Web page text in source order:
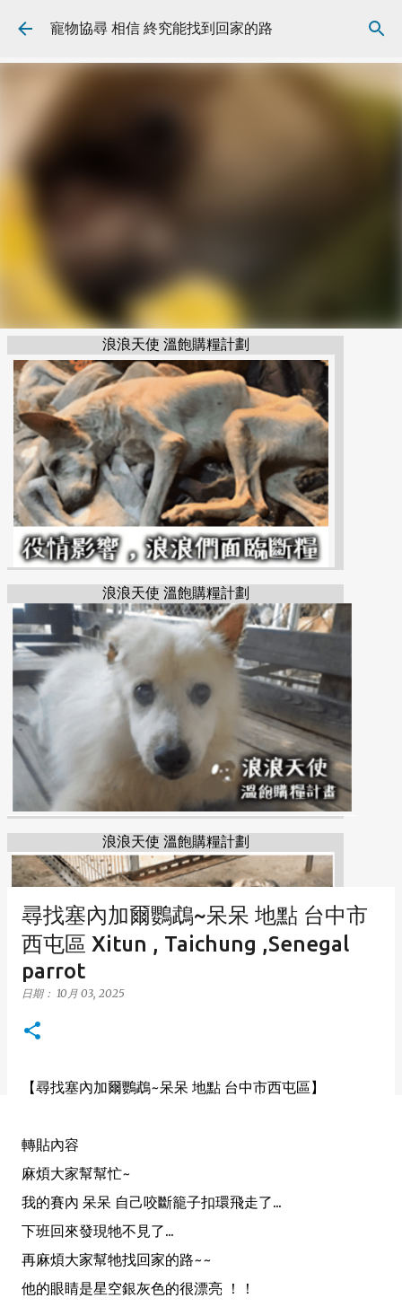
跳到主要內容
寵物協尋 相信 終究能找到回家的路
浪浪天使 溫飽購糧計劃
浪浪天使 溫飽購糧計劃
浪浪天使 溫飽購糧計劃
尋找塞內加爾鸚鵡~呆呆 地點 台中市
西屯區 Xitun , Taichung ,Senegal
parrot
日期： 10月 03, 2025
【尋找塞內加爾鸚鵡~呆呆 地點 台中市西屯區】
轉貼內容
麻煩大家幫幫忙~
我的賽內 呆呆 自己咬斷籠子扣環飛走了...
下班回來發現牠不見了...
再麻煩大家幫牠找回家的路~~
他的眼睛是星空銀灰色的很漂亮 ！！